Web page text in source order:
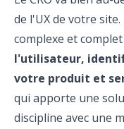
de l'UX de votre
complexe et
l'utilisateur,
votre produit et
qui apporte une
discipline avec une